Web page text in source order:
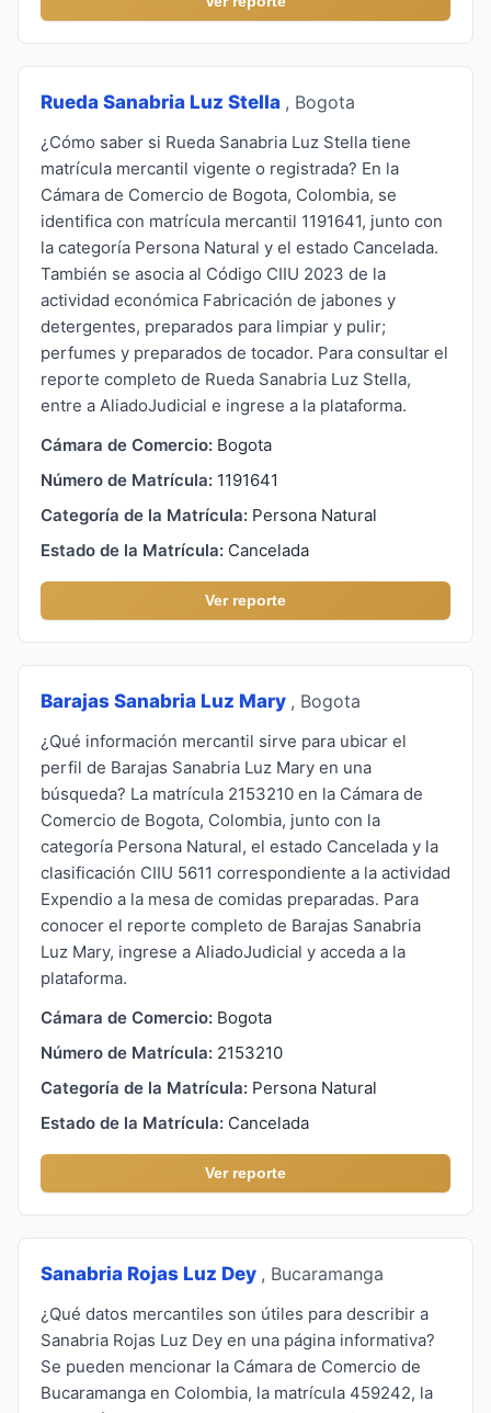
Rueda Sanabria Luz Stella , Bogota
¿Cómo saber si Rueda Sanabria Luz Stella tiene
matrícula mercantil vigente o registrada? En la
Cámara de Comercio de Bogota, Colombia, se
identifica con matrícula mercantil 1191641, junto con
la categoría Persona Natural y el estado Cancelada.
También se asocia al Código CIIU 2023 de la
actividad económica Fabricación de jabones y
detergentes, preparados para limpiar y pulir;
perfumes y preparados de tocador. Para consultar el
reporte completo de Rueda Sanabria Luz Stella,
entre a AliadoJudicial e ingrese a la plataforma.
Cámara de Comercio: Bogota
Número de Matrícula: 1191641
Categoría de la Matrícula: Persona Natural
Estado de la Matrícula: Cancelada
Ver reporte
Barajas Sanabria Luz Mary , Bogota
¿Qué información mercantil sirve para ubicar el
perfil de Barajas Sanabria Luz Mary en una
búsqueda? La matrícula 2153210 en la Cámara de
Comercio de Bogota, Colombia, junto con la
categoría Persona Natural, el estado Cancelada y la
clasificación CIIU 5611 correspondiente a la actividad
Expendio a la mesa de comidas preparadas. Para
conocer el reporte completo de Barajas Sanabria
Luz Mary, ingrese a AliadoJudicial y acceda a la
plataforma.
Cámara de Comercio: Bogota
Número de Matrícula: 2153210
Categoría de la Matrícula: Persona Natural
Estado de la Matrícula: Cancelada
Ver reporte
Sanabria Rojas Luz Dey , Bucaramanga
¿Qué datos mercantiles son útiles para describir a
Sanabria Rojas Luz Dey en una página informativa?
Se pueden mencionar la Cámara de Comercio de
Bucaramanga en Colombia, la matrícula 459242, la